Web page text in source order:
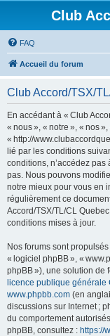
Club
FAQ
Accueil du forum
Club Accord/TSX/
En accédant à « Club
« nous », « notre », « nos
« http://
lié par les conditions
conditions, n’accédez pas
pas. Nous pouvons
notre mieux pour vous en
régulièrement ce
Accord/TSX/TL/CL
conditions mises à jour.
Nos forums sont
« logiciel phpBB », «
phpBB »), une solution de
licence publique générale
www.phpbb.com (en
discussions sur Internet ;
du comportement
phpBB, consultez : https://